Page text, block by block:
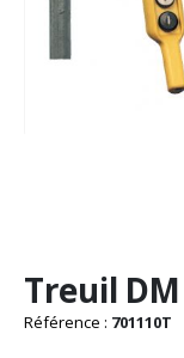
au
début
de
Treuil
Référence : 701110T